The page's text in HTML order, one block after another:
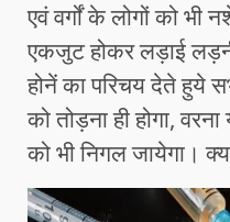
एवं वर्गों के लोगों को भी
एकजुट होकर लड़ाई
होनें का परिचय देते हुये
को तोड़ना ही होगा, वरना
को भी निगल जायेगा।